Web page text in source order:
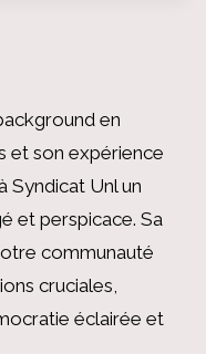
en
et son expérience
Syndicat Unl un
et perspicace. Sa
communauté
cruciales,
éclairée et